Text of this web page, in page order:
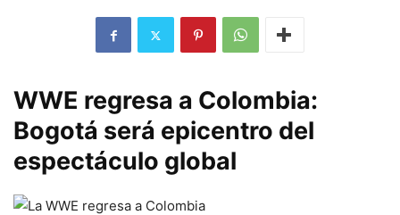
WWE regresa a Colombia:
Bogotá será epicentro del
espectáculo global